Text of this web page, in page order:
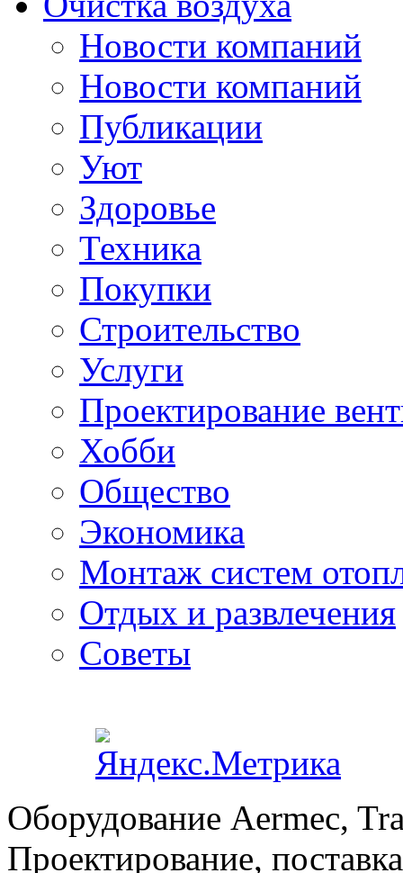
Новости компаний
Новости компаний
Публикации
Уют
Здоровье
Техника
Покупки
Строительство
Услуги
Проектирование
Хобби
Общество
Экономика
Монтаж систем
Отдых и развлечения
Советы
Оборудование Aermec,
Проектирование,